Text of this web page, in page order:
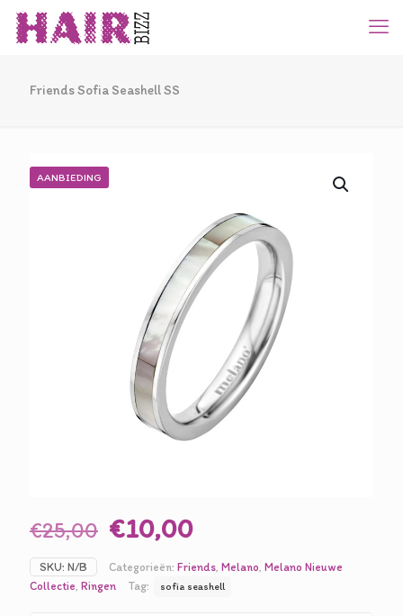
Friends Sofia Seashell SS
AANBIEDING
€25,00 Oorspronkelijke
prijs
was:
€10,00Huidige
prijs
is:
SKU: N/B Categorieën: Friends, Melano, Melano Nieuwe
Collectie, Ringen Tag: sofia seashell